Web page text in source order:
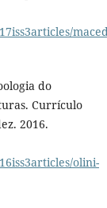
do
Currículo
2016.
olini-